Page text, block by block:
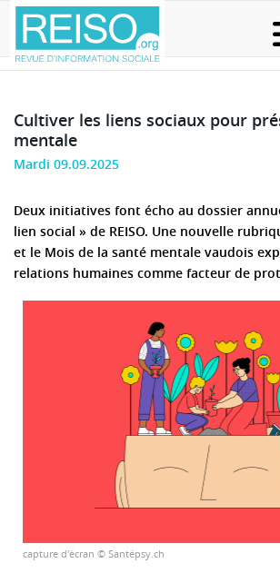
Cultiver les liens sociaux pour
mentale
Mardi 09.09.2025
Deux initiatives font écho au dossier
lien social » de REISO. Une nouvelle
et le Mois de la santé mentale vaudois
relations humaines comme facteur de
capture d'écran © Santépsy.ch